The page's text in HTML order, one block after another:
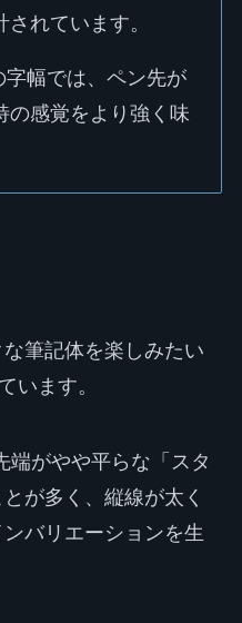
れています。
幅では、ペン先が
の感覚をより強く味
筆記体を楽しみたい
います。
端がやや平らな「スタ
が多く、縦線が太く
バリエーションを生